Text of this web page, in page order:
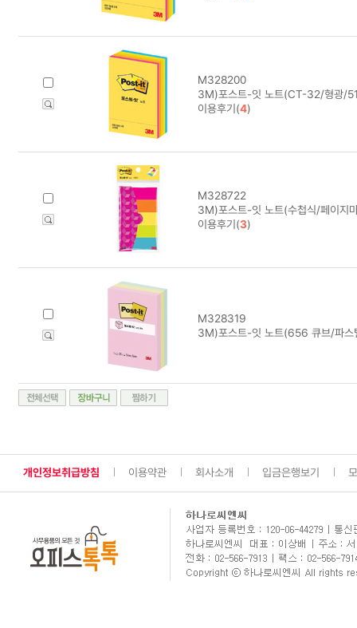
M328200
3M)포스트-잇 노트(CT-32/형광/
이용후기(4)
M328722
3M)포스트-잇 노트(수첩식/페이지
이용후기(3)
M328319
3M)포스트-잇 노트(656 큐브/파스
개인정보취급방침 이용약관 회사소개 입금은행보기